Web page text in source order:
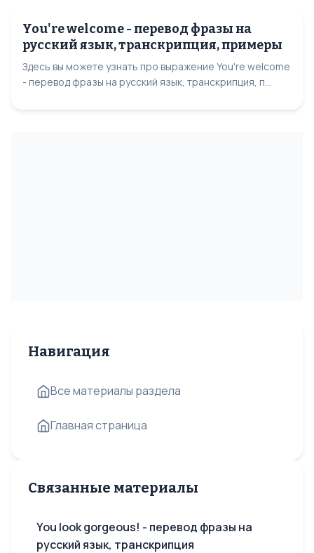
You're welcome - перевод фразы на
русский язык, транскрипция, примеры
Здесь вы можете узнать про выражение You're welcome
- перевод фразы на русский язык, транскрипция, п...
Навигация
Все материалы раздела
Главная страница
Связанные материалы
You look gorgeous! - перевод фразы на
русский язык, транскрипция